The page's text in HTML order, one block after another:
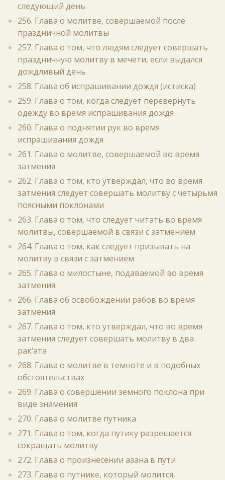
следующий день
256. Глава о молитве, совершаемой после
праздничной молитвы
257. Глава о том, что людям следует совершать
праздничную молитву в мечети, если выдался
дождливый день
258. Глава об испрашивании дождя (истиска)
259. Глава о том, когда следует перевернуть
одежду во время испрашивания дождя
260. Глава о поднятии рук во время
испрашивания дождя
261. Глава о молитве, совершаемой во время
затмения
262. Глава о том, кто утверждал, что во время
затмения следует совершать молитву с четырьмя
поясными поклонами
263. Глава о том, что следует читать во время
молитвы, совершаемой в связи с затмением
264. Глава о том, как следует призывать на
молитву в связи с затмением
265. Глава о милостыне, подаваемой во время
затмения
266. Глава об освобождении рабов во время
затмения
267. Глава о том, кто утверждал, что во время
затмения следует совершать молитву в два
рак‘ата
268. Глава о молитве в темноте и в подобных
обстоятельствах
269. Глава о совершении земного поклона при
виде знамения
270. Глава о молитве путника
271. Глава о том, когда путику разрешается
сокращать молитву
272. Глава о произнесении азана в пути
273. Глава о путнике, который молится,